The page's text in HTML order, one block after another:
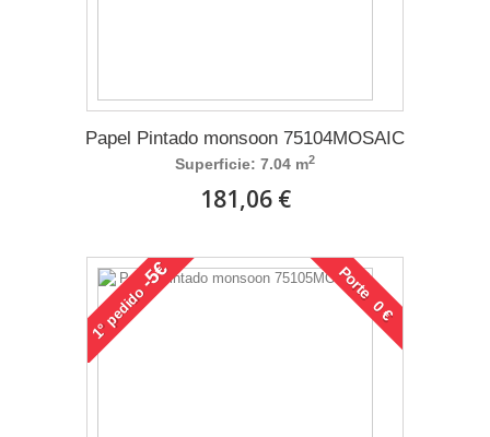
Papel Pintado monsoon 75104MOSAIC
Superficie: 7.04 m2
181,06 €
1°
pedido
-5€ Porte 0 €